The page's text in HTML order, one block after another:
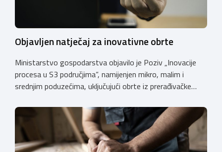
Objavljen natječaj za inovativne obrte
Ministarstvo gospodarstva objavilo je Poziv „Inovacije
procesa u S3 područjima“, namijenjen mikro, malim i
srednjim poduzećima, uključujući obrte iz prerađivačke
uspješnije plasirati na tržište kroz modernizaciju poslovnih
procesa. Poziv se provodi u okviru PKK 2021. – 2027. Cilj
Poziva je potaknuti uvođenje inovacija procesa i
organizacije poslovanja koje […]